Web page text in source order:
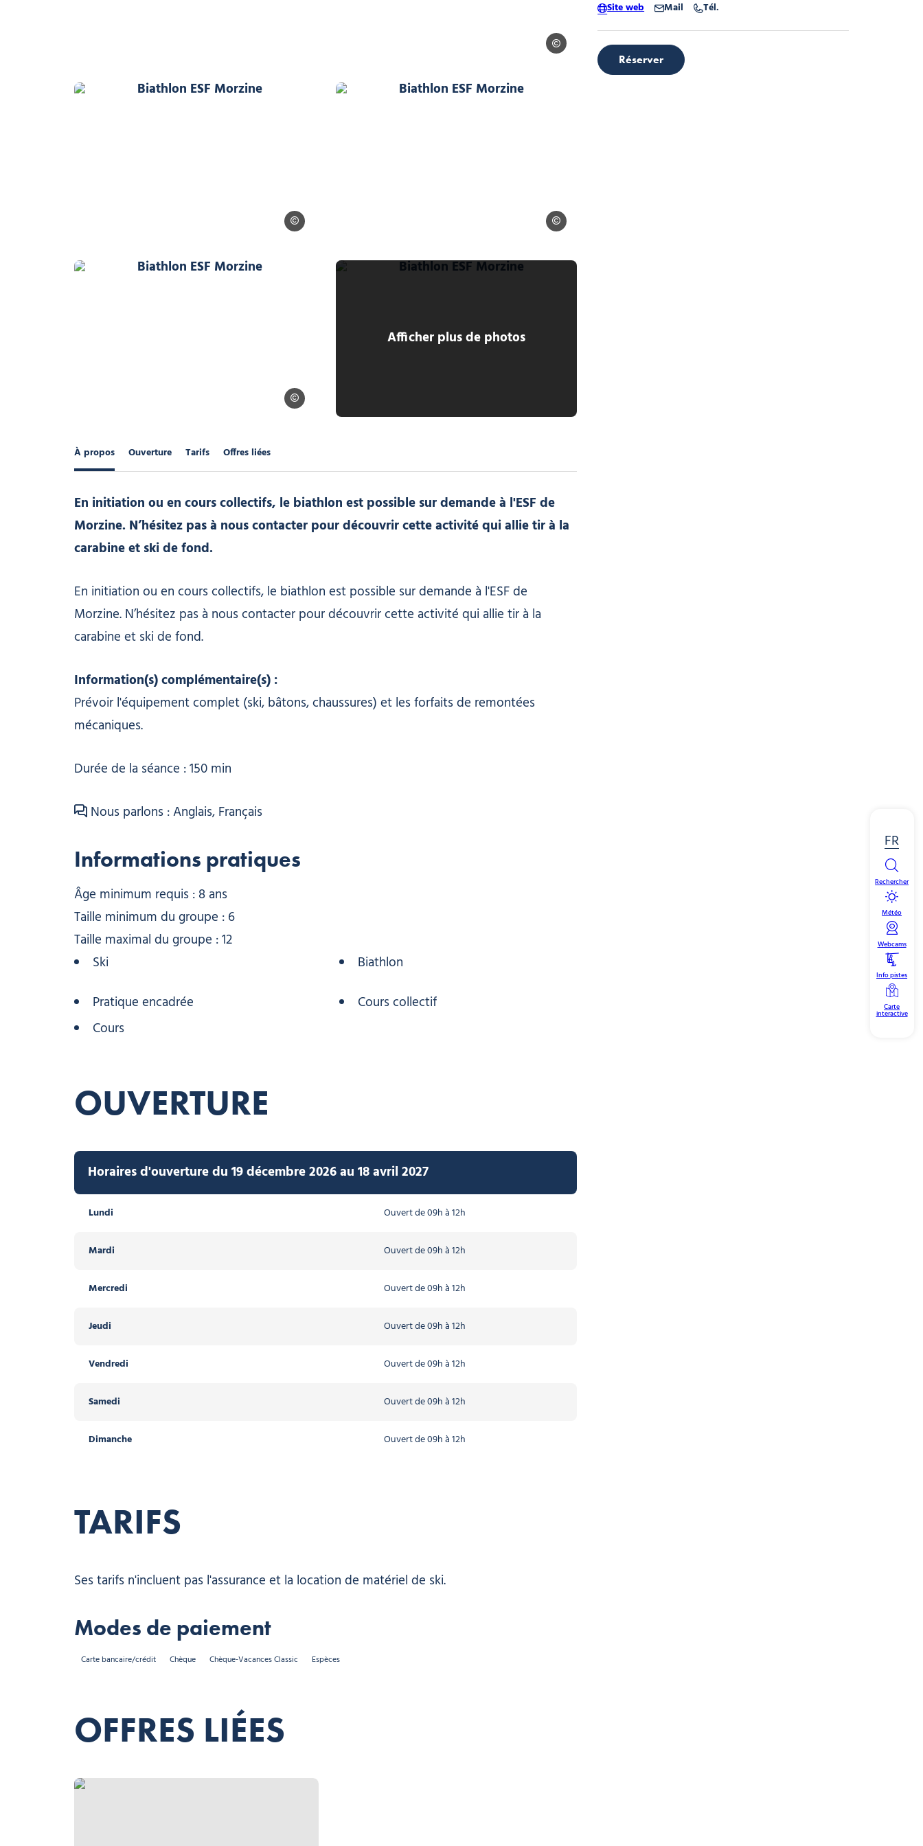
FR
Rechercher
Météo
Webcams
Info pistes
Carte
interactive
esf morzine
Biathlon ESF Morzine, © Biathlon ESF Morzine
Biathlon ESF Morzine
Biathlon ESF Morzine, © Biathlon ESF Morzine
Biathlon ESF Morzine
Biathlon ESF Morzine, © Biathlon ESF Morzine
Biathlon ESF Morzine
Afficher plus de photos
Biathlon ESF Morzine, © Biathlon ESF Morzine
À propos Ouverture Tarifs Offres liées
En initiation ou en cours collectifs, le biathlon est possible sur demande à l'ESF de
Morzine. N’hésitez pas à nous contacter pour découvrir cette activité qui allie tir à la
carabine et ski de fond.
En initiation ou en cours collectifs, le biathlon est possible sur demande à l'ESF de
Morzine. N’hésitez pas à nous contacter pour découvrir cette activité qui allie tir à la
carabine et ski de fond.
Information(s) complémentaire(s) :
Prévoir l'équipement complet (ski, bâtons, chaussures) et les forfaits de remontées
mécaniques.
Durée de la séance : 150 min
Nous parlons : Anglais, Français
Informations pratiques
Âge minimum requis : 8 ans
Taille minimum du groupe : 6
Taille maximal du groupe : 12
Ski
Biathlon
Pratique encadrée
Cours
Cours collectif
OUVERTURE
Horaires d'ouverture du 19 décembre 2026 au 18 avril 2027
Lundi Ouvert de 09h à 12h
Mardi Ouvert de 09h à 12h
Mercredi Ouvert de 09h à 12h
Jeudi Ouvert de 09h à 12h
Vendredi Ouvert de 09h à 12h
Samedi Ouvert de 09h à 12h
Dimanche Ouvert de 09h à 12h
TARIFS
Ses tarifs n'incluent pas l'assurance et la location de matériel de ski.
Modes de paiement
Carte bancaire/crédit Chèque Chèque-Vacances Classic Espèces
OFFRES LIÉES
ESF Morzine, © ESF Morzine
Site web Mail Tél.
Réserver